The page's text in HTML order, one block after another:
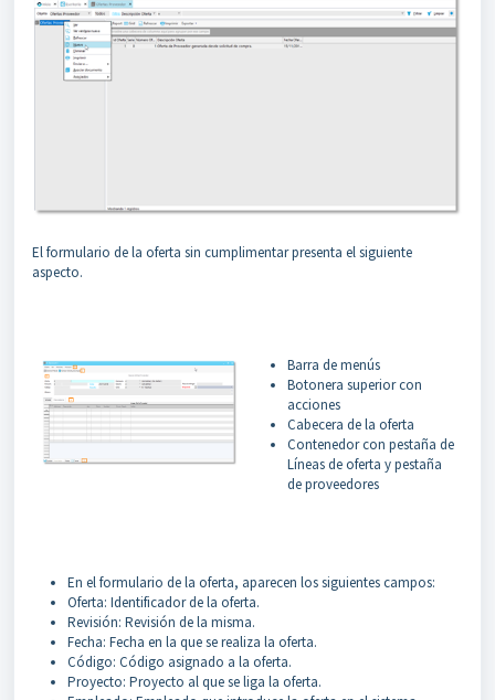
El formulario de la oferta sin cumplimentar presenta el siguiente
aspecto.
Barra de menús
Botonera superior con
acciones
Cabecera de la oferta
Contenedor con pestaña de
Líneas de oferta y pestaña
de proveedores
En el formulario de la oferta, aparecen los siguientes campos:
Oferta: Identificador de la oferta.
Revisión: Revisión de la misma.
Fecha: Fecha en la que se realiza la oferta.
Código: Código asignado a la oferta.
Proyecto: Proyecto al que se liga la oferta.